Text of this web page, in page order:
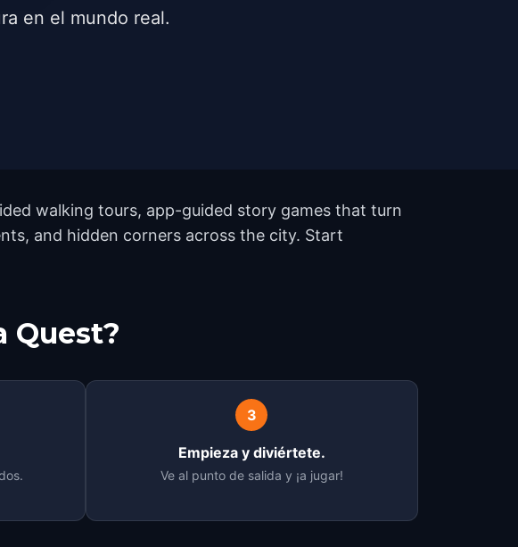
en el mundo real.
walking tours, app-guided story games that turn
and hidden corners across the city. Start
Quest?
3
Empieza y diviértete.
Ve al punto de salida y ¡a jugar!